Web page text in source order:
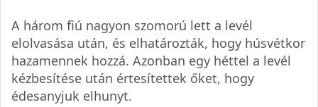
A három fiú nagyon szomorú lett a levél
elolvasása után, és elhatározták, hogy húsvétkor
hazamennek hozzá. Azonban egy héttel a levél
kézbesítése után értesítettek őket, hogy
édesanyjuk elhunyt.